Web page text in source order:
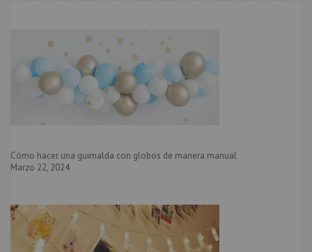
Cómo hacer una guirnalda con globos de manera manual
Marzo 22, 2024